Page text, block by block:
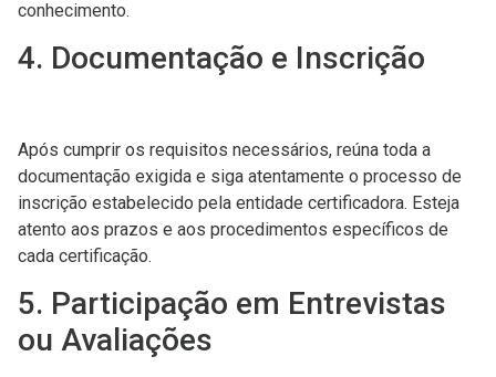
conhecimento.
4. Documentação e Inscrição
Após cumprir os requisitos necessários, reúna toda a
documentação exigida e siga atentamente o processo de
inscrição estabelecido pela entidade certificadora. Esteja
atento aos prazos e aos procedimentos específicos de
cada certificação.
5. Participação em Entrevistas
ou Avaliações